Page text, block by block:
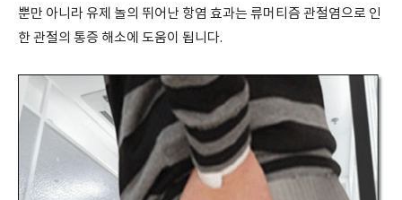
뿐만 아니라 유제 놀의 뛰어난 항염 효과는 류머티즘 관절염으로 인
한 관절의 통증 해소에 도움이 됩니다.